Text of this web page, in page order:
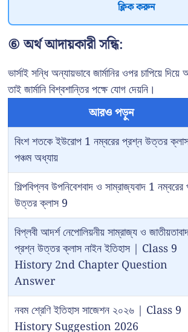
ক্লিক করুন
⑥ অর্থ আদায়কারী সন্ধি:
ভার্সাই সন্ধি অন্যায়ভাবে জার্মানির ওপর চাপিয়ে
তাই জার্মানি বিশ্বশান্তির পক্ষে যোগ দেয়নি।
আরও পড়ুন
বিংশ শতকে ইউরোপ 1 নম্বরের প্রশ্ন উত্তর
পঞ্চম অধ্যায়
শিল্পবিপ্লব উপনিবেশবাদ ও সাম্রাজ্যবাদ 1
উত্তর ক্লাস 9
বিপ্লবী আদর্শ নেপোলিয়নীয় সাম্রাজ্য ও
প্রশ্ন উত্তর ক্লাস নাইন ইতিহাস | Class 9
History 2nd Chapter Question
Answer
নবম শ্রেণি ইতিহাস সাজেশন ২০২৬ | Class 9
History Suggestion 2026